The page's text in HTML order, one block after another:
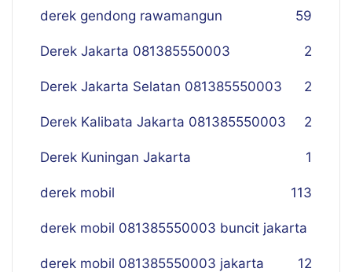
derek gendong rawamangun 59
Derek Jakarta 081385550003 2
Derek Jakarta Selatan 081385550003 2
Derek Kalibata Jakarta 081385550003 2
Derek Kuningan Jakarta 1
derek mobil 113
derek mobil 081385550003 buncit jakarta
12
derek mobil 081385550003 jakarta